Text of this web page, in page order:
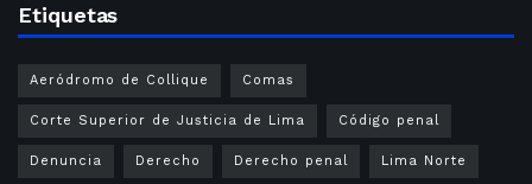
Etiquetas
Aeródromo de Collique Comas
Corte Superior de Justicia de Lima Código penal
Denuncia Derecho Derecho penal Lima Norte